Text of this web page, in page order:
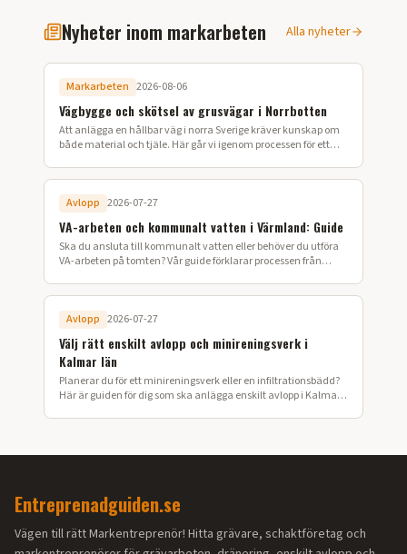
Nyheter inom markarbeten Alla nyheter
Markarbeten 2026-08-06
Vägbygge och skötsel av grusvägar i Norrbotten
Att anlägga en hållbar väg i norra Sverige kräver kunskap om
både material och tjäle. Här går vi igenom processen för ett
Avlopp 2026-07-27
VA-arbeten och kommunalt vatten i Värmland: Guide
Ska du ansluta till kommunalt vatten eller behöver du utföra
VA-arbeten på tomten? Vår guide förklarar processen från
Avlopp 2026-07-27
Välj rätt enskilt avlopp och minireningsverk i
Kalmar län
Planerar du för ett minireningsverk eller en infiltrationsbädd?
Här är guiden för dig som ska anlägga enskilt avlopp i Kalmar
Entreprenadguiden.se
Vägen till rätt Markentreprenör! Hitta grävare, schaktföretag och